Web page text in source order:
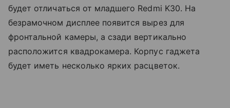
будет отличаться от младшего Redmi K30. На
безрамочном дисплее появится вырез для
фронтальной камеры, а сзади вертикально
расположится квадрокамера. Корпус гаджета
будет иметь несколько ярких расцветок.